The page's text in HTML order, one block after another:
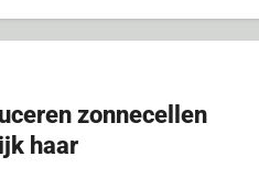
zonnecellen
haar